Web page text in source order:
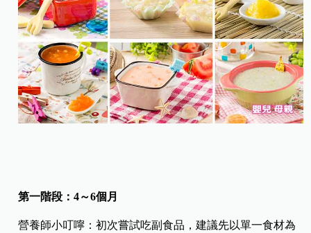
第一階段：4～6個月
營養師小叮嚀：初次嘗試吃副食品，建議先以單一食材為